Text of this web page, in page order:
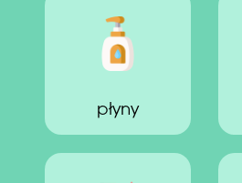
płyny